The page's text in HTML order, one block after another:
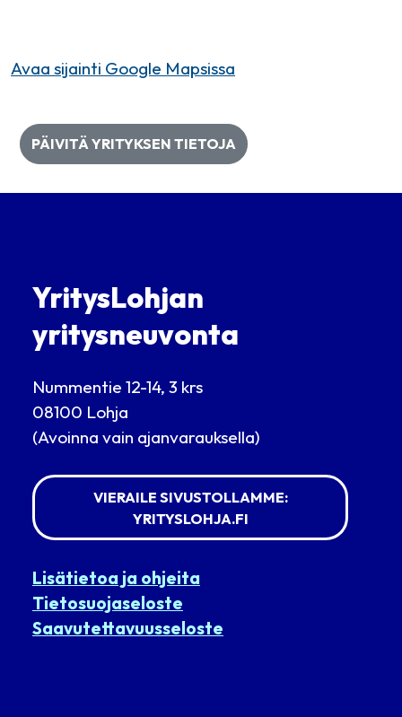
Avaa sijainti Google Mapsissa
PÄIVITÄ YRITYKSEN TIETOJA
YritysLohjan
yritysneuvonta
Nummentie 12-14, 3 krs
08100 Lohja
(Avoinna vain ajanvarauksella)
VIERAILE SIVUSTOLLAMME:
YRITYSLOHJA.FI
Lisätietoa ja ohjeita
Tietosuojaseloste
Saavutettavuusseloste